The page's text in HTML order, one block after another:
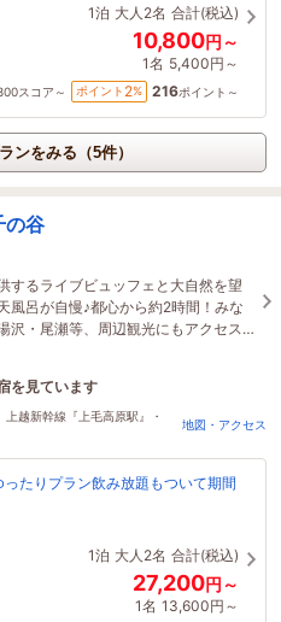
1泊 大人2名 合計(税込)
10,800円～
1名 5,400円～
スコア～ ポイント 2% 216ポイント～
ンをみる（5件）
谷
するライブビュッフェと大自然を望
風呂が自慢♪都心から約2時間！みな
沢・尾瀬等、周辺観光にもアクセス
宿「千の谷」で旅の疲れをリフレッ
約されました
越新幹線『上毛高原駅』・
地図・アクセス
たりプラン飲み放題もついて期間
1泊 大人2名 合計(税込)
27,200円～
1名 13,600円～